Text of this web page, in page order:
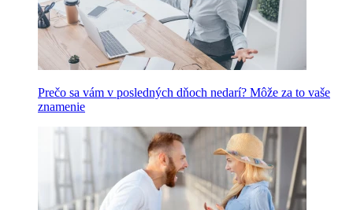
Prečo sa vám v posledných dňoch nedarí? Môže za to vaše
znamenie